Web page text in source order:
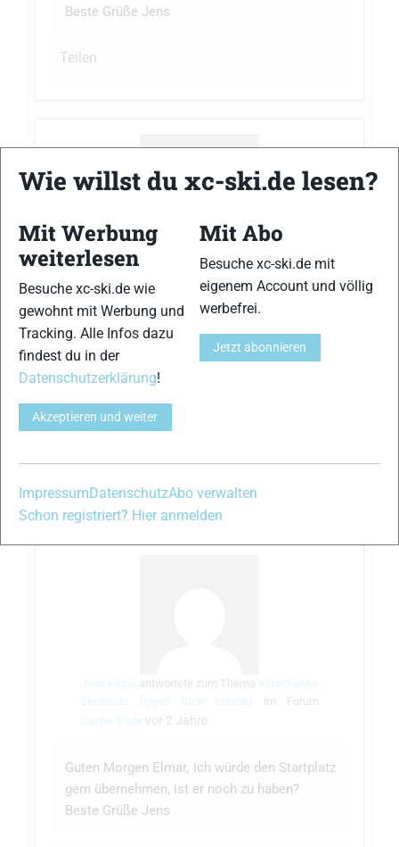
Beste Grüße Jens
Teilen
Jens Kinne antwortete zum ThemaVerschenke
Startplatz Öppet Spår söndag im Forum
Hallo Elmar,
Du kannst mir gern auf
kinne.jens@gmail.com
Die Ummeldung würde ich vor Ort klären.
Beste Grüße Jens
Jens Kinne antwortete zum Thema Verschenke
Startplatz Öppet Spår söndag im Forum
Suche/Biete vor 2 Jahre
Guten Morgen Elmar, ich würde den Startplatz
gern übernehmen, ist er noch zu haben?
Beste Grüße Jens
Wie willst du xc-ski.de lesen?
Mit Werbung
weiterlesen
Besuche xc-ski.de wie
gewohnt mit Werbung und
Tracking. Alle Infos dazu
findest du in der
Datenschutzerklärung!
Akzeptieren und weiter
Mit Abo
Besuche xc-ski.de mit
eigenem Account und völlig
werbefrei.
Jetzt abonnieren
ImpressumDatenschutzAbo verwalten
Schon registriert? Hier anmelden